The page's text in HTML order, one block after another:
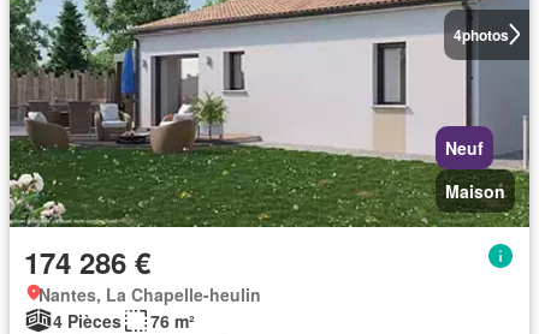
4photos
Neuf
Maison
174 286 €
Nantes, La Chapelle-heulin
4 Pièces
76 m²